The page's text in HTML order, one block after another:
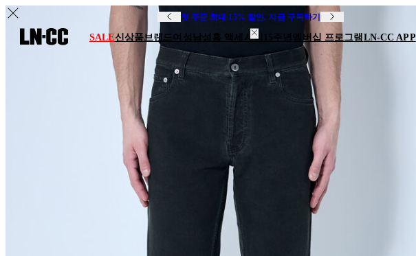
첫 주문 최대 15% 할인. 지금 구독하기
SALE신상품브랜드여성 남성 홈 액세서리 15주년 멤버십 프로그램 LN-CC APP